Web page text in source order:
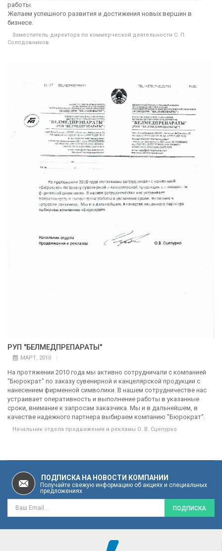
работы.
Желаем успешного развития и достижения новых вершин в
бизнесе.
Заместитель директора по коммерческой деятельности С. П.
Солодовников
РУП "БЕЛМЕДПРЕПАРАТЫ"
МАРТ, 2010
На протяжении 2010 года мы активно сотрудничали с компанией
"Бюрократ" по заказу сувенирной и канцелярской продукции с
нанесением фирменной символики. В нашем сотрудничестве нас
устраивает оперативность и выполнение работы в указанные
сроки, внимание к запросам заказчика. Мы и в дальнейшем, в
качестве надежного партнера выбираем компанию "Бюрократ".
Начальник отдела продвижения и рекламы О. В. Сцепурко
ПОДПИСКА НА НОВОСТИ КОМПАНИИ
Получайте свежую информацию об акциях и специальных
предложениях
ПОДПИСКА